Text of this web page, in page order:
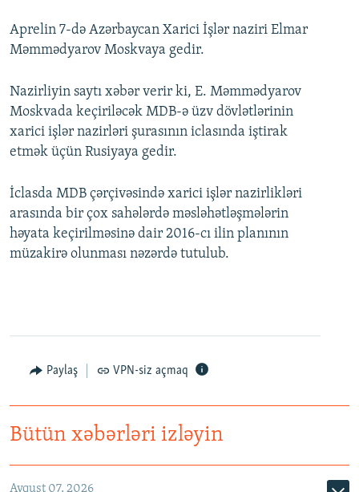
Aprelin 7-də Azərbaycan Xarici İşlər naziri Elmar
Məmmədyarov Moskvaya gedir.
Nazirliyin saytı xəbər verir ki, E. Məmmədyarov
Moskvada keçiriləcək MDB-ə üzv dövlətlərinin
xarici işlər nazirləri şurasının iclasında iştirak
etmək üçün Rusiyaya gedir.
İclasda MDB çərçivəsində xarici işlər nazirlikləri
arasında bir çox sahələrdə məsləhətləşmələrin
həyata keçirilməsinə dair 2016-cı ilin planının
müzakirə olunması nəzərdə tutulub.
Paylaş VPN-siz açmaq
Bütün xəbərləri izləyin
Avqust 07, 2026